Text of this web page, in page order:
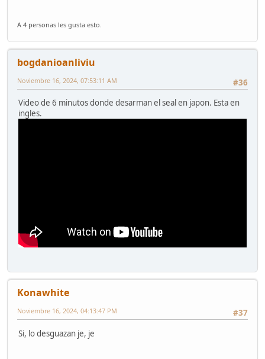
A 4 personas les gusta esto.
bogdanioanliviu
#36
Noviembre 16, 2024, 07:53:11 AM
Video de 6 minutos donde desarman el seal en japon. Esta en
ingles.
Konawhite
#37
Noviembre 16, 2024, 04:13:47 PM
Si, lo desguazan je, je